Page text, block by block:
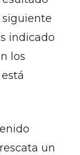
siguiente
indicado
los
un